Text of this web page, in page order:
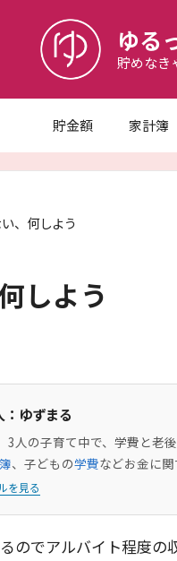
ゆる
貯めなき
貯金額 家計簿
、何しよう
しよう
ゆずまる
3人の子育て中で、学費と老
、子どもの学費などお金に
を見る
のでアルバイト程度の